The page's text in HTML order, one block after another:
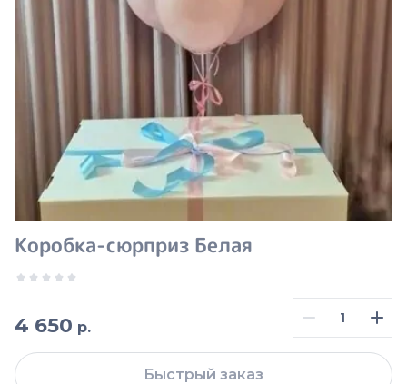
Коробка-сюрприз Белая
4 650 р.
Быстрый заказ